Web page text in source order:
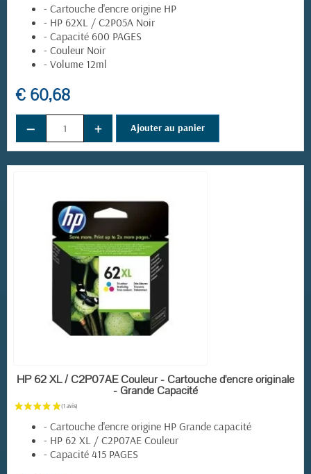
- Cartouche d'encre origine HP
- HP 62XL / C2P05A Noir
- Capacité 600 PAGES
- Couleur Noir
- Volume 12ml
€ 60,68
− + Ajouter au panier
EN STOCK
HP 62 XL / C2P07AE Couleur - Cartouche d'encre originale
- Grande Capacité
- Cartouche d'encre origine HP Grande capacité
- HP 62 XL / C2P07AE Couleur
- Capacité 415 PAGES